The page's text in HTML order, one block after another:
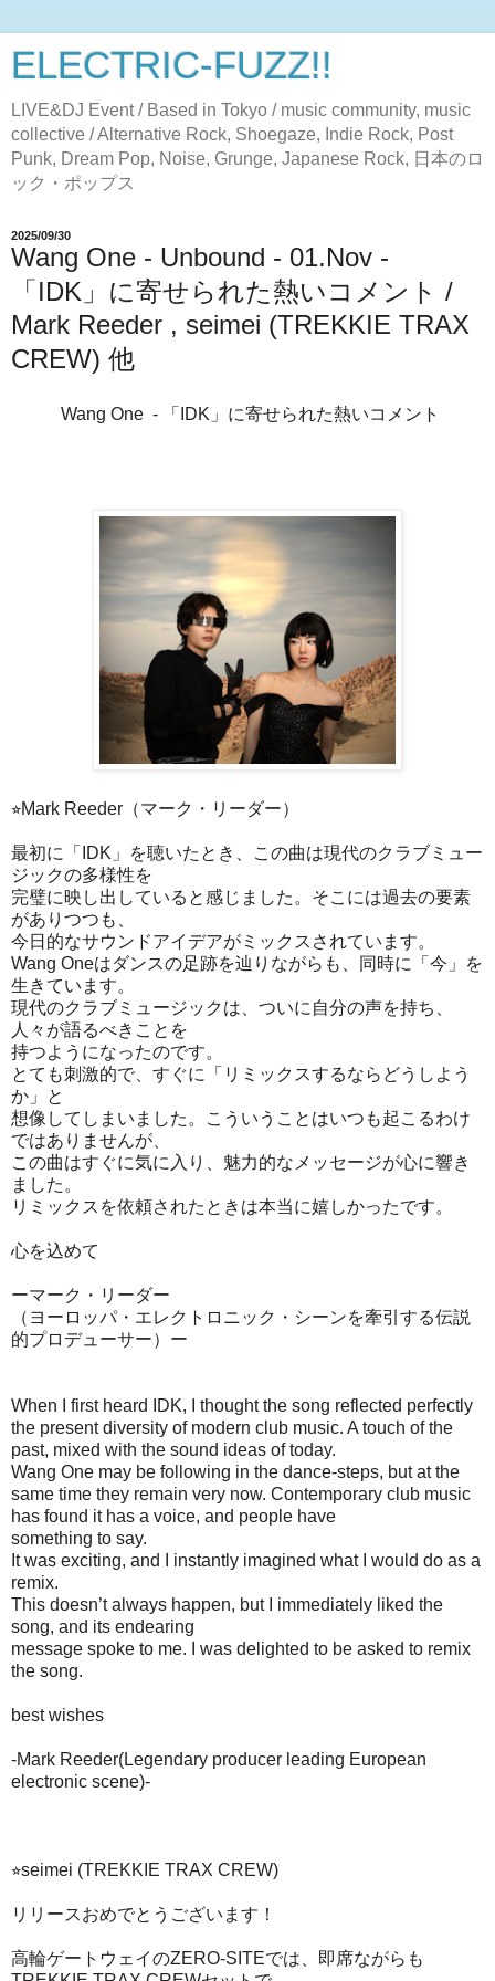
ELECTRIC-FUZZ!!
LIVE&DJ Event / Based in Tokyo / music community, music
collective / Alternative Rock, Shoegaze, Indie Rock, Post
Punk, Dream Pop, Noise, Grunge, Japanese Rock, 日本のロ
ック・ポップス
2025/09/30
Wang One - Unbound - 01.Nov -
「IDK」に寄せられた熱いコメント /
Mark Reeder , seimei (TREKKIE TRAX
CREW) 他
Wang One - 「IDK」に寄せられた熱いコメント
⭐︎Mark Reeder（マーク・リーダー）
最初に「IDK」を聴いたとき、この曲は現代のクラブミュー
ジックの多様性を
完璧に映し出していると感じました。そこには過去の要素
がありつつも、
今日的なサウンドアイデアがミックスされています。
Wang Oneはダンスの足跡を辿りながらも、同時に「今」を
生きています。
現代のクラブミュージックは、ついに自分の声を持ち、
人々が語るべきことを
持つようになったのです。
とても刺激的で、すぐに「リミックスするならどうしよう
か」と
想像してしまいました。こういうことはいつも起こるわけ
ではありませんが、
この曲はすぐに気に入り、魅力的なメッセージが心に響き
ました。
リミックスを依頼されたときは本当に嬉しかったです。
心を込めて
ーマーク・リーダー
（ヨーロッパ・エレクトロニック・シーンを牽引する伝説
的プロデューサー）ー
When I first heard IDK, I thought the song reflected perfectly
the present diversity of modern club music. A touch of the
past, mixed with the sound ideas of today.
Wang One may be following in the dance-steps, but at the
same time they remain very now. Contemporary club music
has found it has a voice, and people have
something to say.
It was exciting, and I instantly imagined what I would do as a
remix.
This doesn’t always happen, but I immediately liked the
song, and its endearing
message spoke to me. I was delighted to be asked to remix
the song.
best wishes
-Mark Reeder(Legendary producer leading European
electronic scene)-
⭐︎seimei (TREKKIE TRAX CREW)
リリースおめでとうございます！
高輪ゲートウェイのZERO-SITEでは、即席ながらも